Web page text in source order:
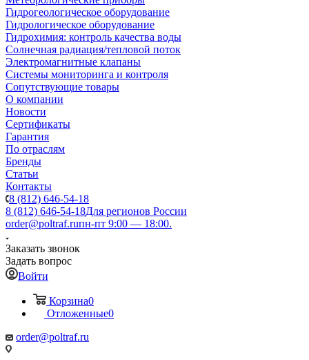
Гидрогеологическое оборудование
Гидрологическое оборудование
Гидрохимия: контроль качества воды
Солнечная радиация/тепловой поток
Электромагнитные клапаны
Системы мониторинга и контроля
Сопутствующие товары
О компании
Новости
Сертификаты
Гарантия
По отраслям
Бренды
Статьи
Контакты
8 (812) 646-54-18
8 (812) 646-54-18Для регионов России
order@poltraf.ruпн-пт 9:00 — 18:00.
Заказать звонок
Задать вопрос
Войти
Корзина0
Отложенные0
order@poltraf.ru